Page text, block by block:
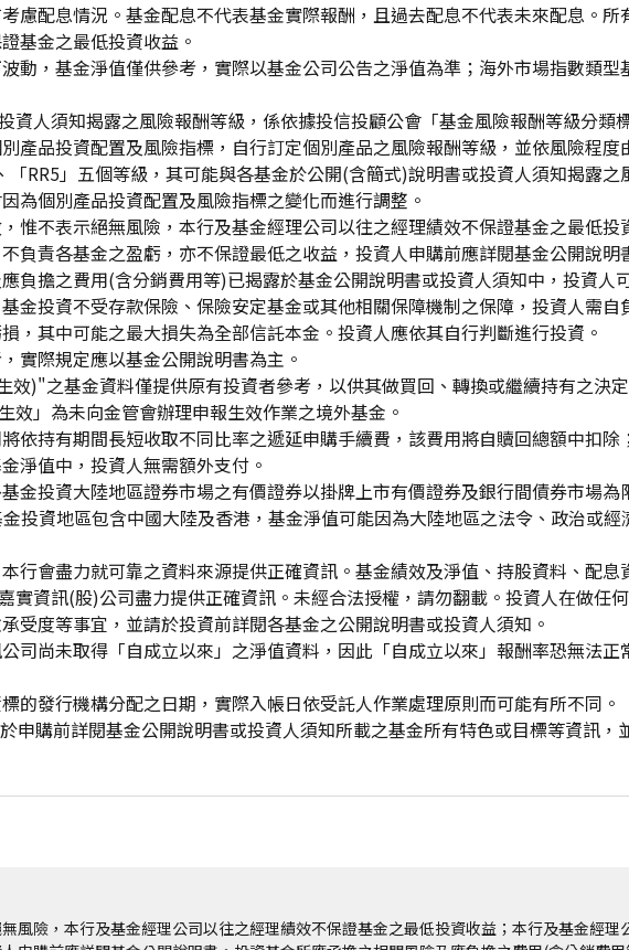
慮配息情況。基金配息不代表基金實際報酬，且過去配息不代表未來配息。所
基金之最低投資收益。
動，基金淨值僅供參考，實際以基金公司公告之淨值為準；海外市場指數類
資人須知揭露之風險報酬等級，係依據投信投顧公會「基金風險報酬等級分類
產品投資配置及風險指標，自行訂定個別產品之風險報酬等級，並依風險程度
「RR5」五個等級，其可能與各基金於公開(含簡式)說明書或投資人須知揭露
為個別產品投資配置及風險指標之變化而進行調整。
惟不表示絕無風險，本行及基金經理公司以往之經理績效不保證基金之最低
負責各基金之盈虧，亦不保證最低之收益，投資人申購前應詳閱基金公開說明
負擔之費用(含分銷費用等)已揭露於基金公開說明書或投資人須知中，投資人
金投資不受存款保險、保險安定基金或其他相關保障機制之保障，投資人需
，其中可能之最大損失為全部信託本金。投資人應依其自行判斷進行投資。
實際規定應以基金公開說明書為主。
)"之基金資料僅提供原有投資者參考，以供其做買回、轉換或繼續持有之決
效」為未向金管會辦理申報生效作業之境外基金。
依持有期間長短收取不同比率之遞延申購手續費，該費用將自贖回總額中扣
淨值中，投資人無需額外支付。
金投資大陸地區證券市場之有價證券以掛牌上市有價證券及銀行間債券市場
投資地區包含中國大陸及香港，基金淨值可能因為大陸地區之法令、政治或
行會盡力就可靠之資料來源提供正確資訊。基金績效及淨值、持股資料、配
實資訊(股)公司盡力提供正確資訊。未經合法授權，請勿翻載。投資人在做任
受度等事宜，並請於投資前詳閱各基金之公開說明書或投資人須知。
司尚未取得「自成立以來」之淨值資料，因此「自成立以來」報酬率恐無法
的發行機構分配之日期，實際入帳日依受託人作業處理原則而可能有所不同。
申購前詳閱基金公開說明書或投資人須知所載之基金所有特色或目標等資訊，
風險，本行及基金經理公司以往之經理績效不保證基金之最低投資收益；本行及基金經理